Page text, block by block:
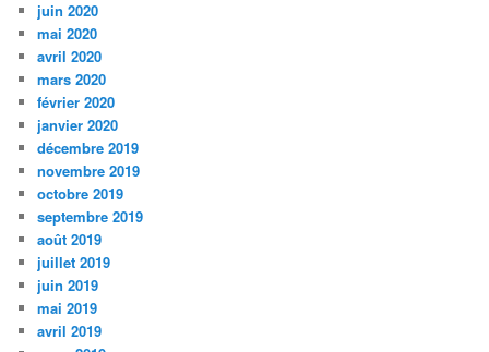
juin 2020
mai 2020
avril 2020
mars 2020
février 2020
janvier 2020
décembre 2019
novembre 2019
octobre 2019
septembre 2019
août 2019
juillet 2019
juin 2019
mai 2019
avril 2019